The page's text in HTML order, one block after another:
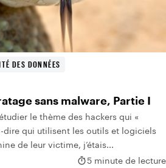
DES DONNÉES
sans malware, Partie I
le thème des hackers qui «
dire qui utilisent les outils et logiciels
de leur victime, j’étais...
5 minute de lecture